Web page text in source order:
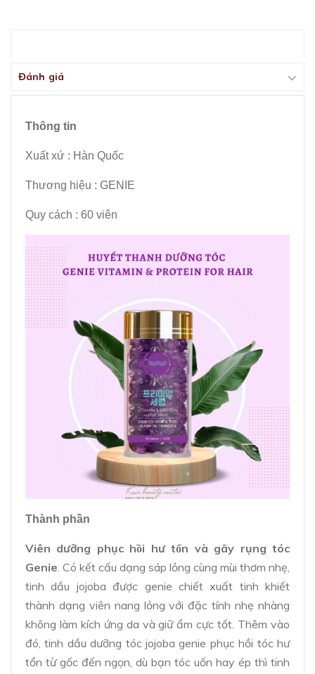
Đánh giá
Thông tin
Xuất xứ : Hàn Quốc
Thương hiệu : GENIE
Quy cách : 60 viên
Thành phần
Viên dưỡng phục hồi hư tổn và gãy rụng tóc
Genie. Có kết cấu dạng sáp lỏng cùng mùi thơm nhẹ,
tinh dầu jojoba được genie chiết xuất tinh khiết
thành dạng viên nang lỏng với đặc tính nhẹ nhàng
không làm kích ứng da và giữ ẩm cực tốt. Thêm vào
đó, tinh dầu dưỡng tóc jojoba genie phục hồi tóc hư
tổn từ gốc đến ngọn, dù bạn tóc uốn hay ép thì tinh